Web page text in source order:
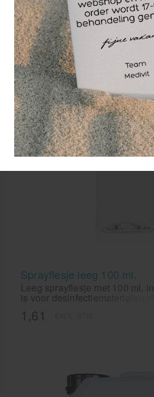
Wellicht ook
Sprayflesje leeg 100 ml.
Leeg sprayflesje met 100 ml.
is voor desinfectiematerialen
1,61